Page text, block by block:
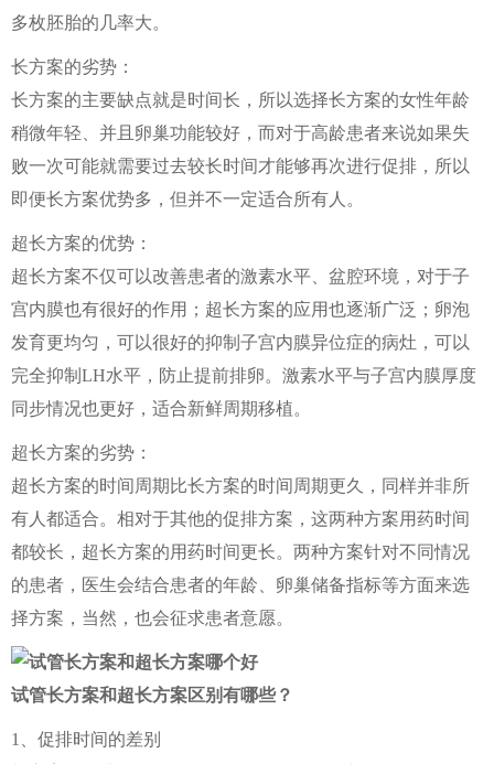
多枚胚胎的几率大。
长方案的劣势：
长方案的主要缺点就是时间长，所以选择长方案的女性年龄
稍微年轻、并且卵巢功能较好，而对于高龄患者来说如果失
败一次可能就需要过去较长时间才能够再次进行促排，所以
即便长方案优势多，但并不一定适合所有人。
超长方案的优势：
超长方案不仅可以改善患者的激素水平、盆腔环境，对于子
宫内膜也有很好的作用；超长方案的应用也逐渐广泛；卵泡
发育更均匀，可以很好的抑制子宫内膜异位症的病灶，可以
完全抑制LH水平，防止提前排卵。激素水平与子宫内膜厚度
同步情况也更好，适合新鲜周期移植。
超长方案的劣势：
超长方案的时间周期比长方案的时间周期更久，同样并非所
有人都适合。相对于其他的促排方案，这两种方案用药时间
都较长，超长方案的用药时间更长。两种方案针对不同情况
的患者，医生会结合患者的年龄、卵巢储备指标等方面来选
择方案，当然，也会征求患者意愿。
试管长方案和超长方案区别有哪些？
1、促排时间的差别